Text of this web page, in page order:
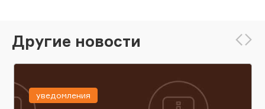
Другие новости
уведомления